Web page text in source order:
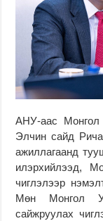
АНУ-аас Монгол
Элчин сайд
ажиллагаанд
илэрхийлээд,
чиглэлээр
Мөн Монгол
сайжруулах